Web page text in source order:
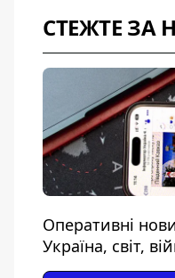
СТЕЖТЕ ЗА
Оперативні
Україна, світ,